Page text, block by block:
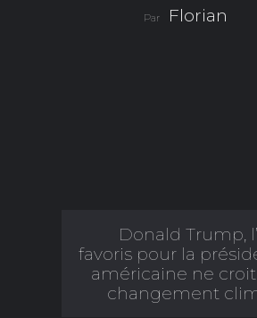
Par Florian
Donald Trump,
favoris pour la
américaine ne croit
changement